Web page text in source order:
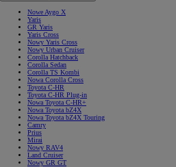
Nowe Aygo X
Yaris
GR Yaris
Yaris Cross
Nowy Yaris Cross
Nowy Urban Cruiser
Corolla Hatchback
Corolla Sedan
Corolla TS Kombi
Nowa Corolla Cross
Toyota C-HR
Toyota C-HR Plug-in
Nowa Toyota C-HR+
Nowa Toyota bZ4X
Nowa Toyota bZ4X Touring
Camry
Prius
Mirai
Nowy RAV4
Land Cruiser
Nowy GR GT